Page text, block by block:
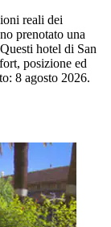
reali dei
prenotato una
hotel di San
posizione ed
8 agosto 2026.